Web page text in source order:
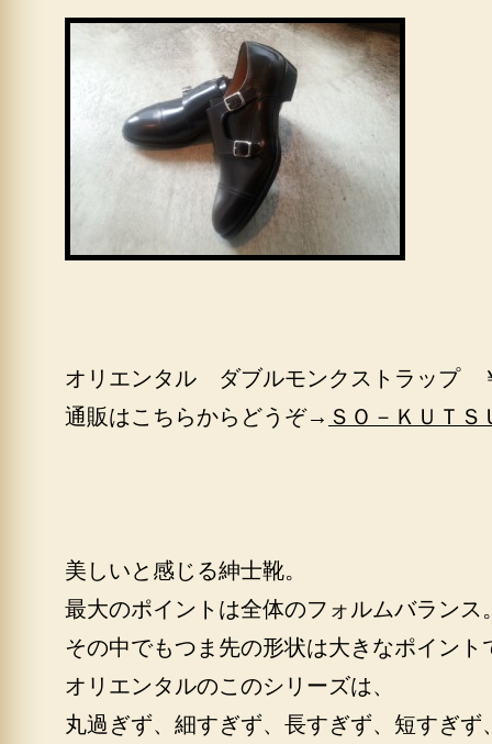
オリエンタル ダブルモンクストラップ
通販はこちらからどうぞ→ ＳＯ－ＫＵＴ
美しいと感じる紳士靴。
最大のポイントは全体のフォルムバランス
その中でもつま先の形状は大きなポイント
オリエンタルのこのシリーズは、
丸過ぎず、細すぎず、長すぎず、短すぎず